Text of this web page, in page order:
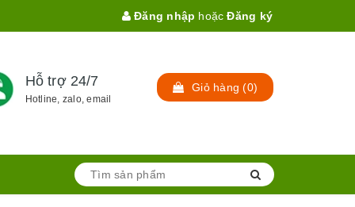
Đăng nhập hoặc Đăng ký
Hỗ trợ 24/7
Hotline, zalo, email
Giỏ hàng (0)